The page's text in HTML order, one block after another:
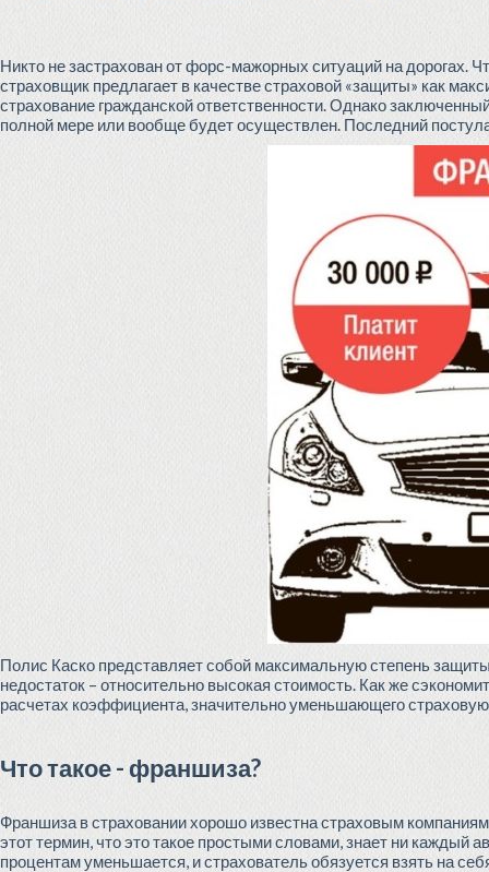
Никто не застрахован от форс-мажорных ситуаций на
страховщик предлагает в качестве страховой «защиты» как
страхование гражданской ответственности. Однако
полной мере или вообще будет осуществлен. Последний
Полис Каско представляет собой максимальную степень
недостаток – относительно высокая стоимость. Как же
расчетах коэффициента, значительно уменьшающего
Что такое - франшиза?
Франшиза в страховании хорошо известна страховым
этот термин, что это такое простыми словами, знает ни
процентам уменьшается, и страхователь обязуется взять на